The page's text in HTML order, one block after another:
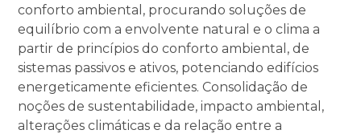
conforto ambiental, procurando soluções de
equilíbrio com a envolvente natural e o clima a
partir de princípios do conforto ambiental, de
sistemas passivos e ativos, potenciando edifícios
energeticamente eficientes. Consolidação de
noções de sustentabilidade, impacto ambiental,
alterações climáticas e da relação entre a